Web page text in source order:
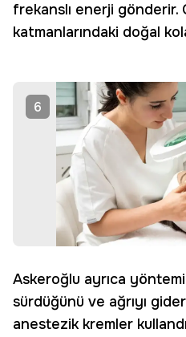
frekanslı enerji gönderir.
katmanlarındaki doğal
6
Askeroğlu ayrıca
sürdüğünü ve ağrıyı
anestezik kremler